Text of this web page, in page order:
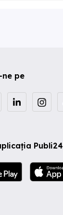
ne pe
Publi24